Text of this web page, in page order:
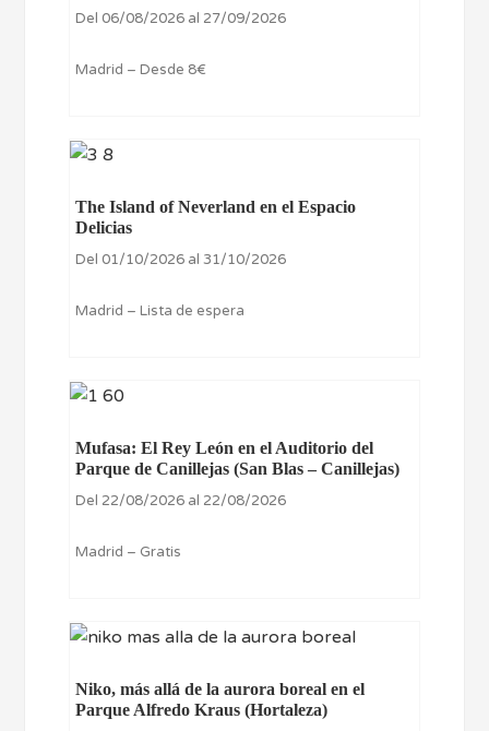
Del 06/08/2026 al 27/09/2026
Madrid – Desde 8€
The Island of Neverland en el Espacio
Delicias
Del 01/10/2026 al 31/10/2026
Madrid – Lista de espera
Mufasa: El Rey León en el Auditorio del
Parque de Canillejas (San Blas – Canillejas)
Del 22/08/2026 al 22/08/2026
Madrid – Gratis
Niko, más allá de la aurora boreal en el
Parque Alfredo Kraus (Hortaleza)